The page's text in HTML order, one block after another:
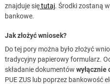
znajduje siętutaj. Środki zostaną
bankowe.
Jak złożyć wniosek?
Do tej pory można było złożyć
tradycyjny papierowy formularz.
składanie dokumentów wyłącznie
PUE ZUS lub poprzez bankowość